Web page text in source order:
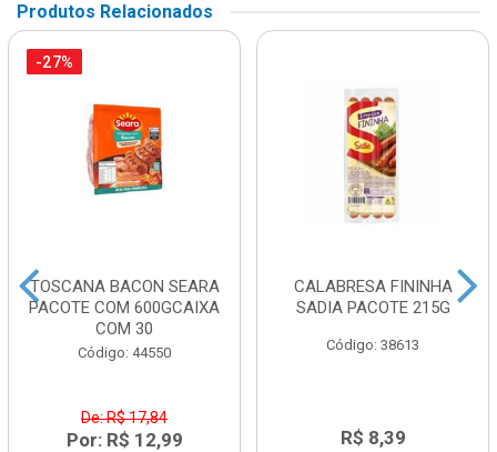
Produtos Relacionados
-27%
TOSCANA BACON SEARA
PACOTE COM 600GCAIXA
COM 30
Código: 44550
De: R$ 17,84
Por: R$ 12,99
CALABRESA FININHA
SADIA PACOTE 215G
Código: 38613
R$ 8,39